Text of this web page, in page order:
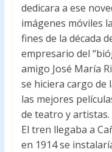
dedicara a ese
imágenes móviles
fines de la década
empresario del
amigo José María
se hiciera cargo de
las mejores
de teatro y artistas.
El tren llegaba a
en 1914 se